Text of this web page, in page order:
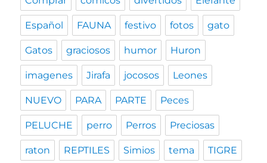
Español FAUNA festivo fotos gato
Gatos graciosos humor Huron
imagenes Jirafa jocosos Leones
NUEVO PARA PARTE Peces
PELUCHE perro Perros Preciosas
raton REPTILES Simios tema TIGRE